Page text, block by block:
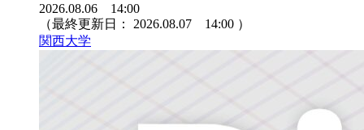
2026.08.06 14:00
（最終更新日： 2026.08.07 14:00 ）
関西大学